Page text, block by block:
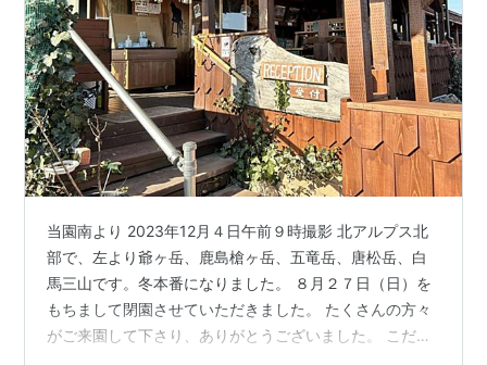
当園南より 2023年12月４日午前９時撮影 北アルプス北
部で、左より爺ヶ岳、鹿島槍ヶ岳、五竜岳、唐松岳、白
馬三山です。冬本番になりました。 ８月２７日（日）を
もちまして閉園させていただきました。 たくさんの方々
がご来園して下さり、ありがとうございました。 こだわ